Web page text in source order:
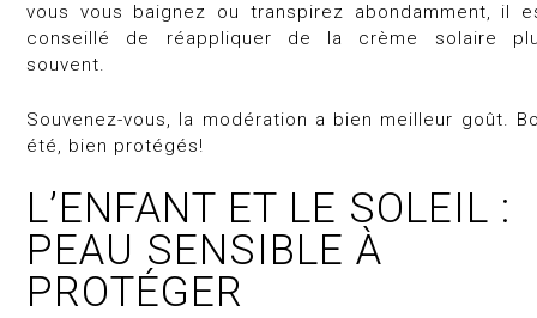
vous vous baignez ou transpirez abondamment, il
conseillé de réappliquer de la crème solaire
souvent.
Souvenez-vous, la modération a bien meilleur goût.
été, bien protégés!
L’ENFANT ET LE SOLEIL :
PEAU SENSIBLE À
PROTÉGER